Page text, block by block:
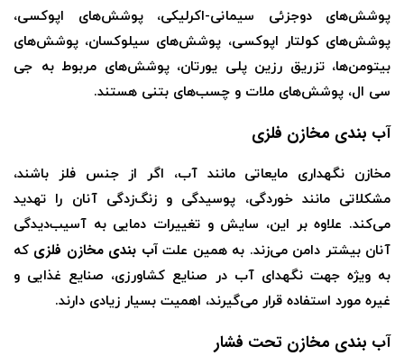
پوشش‌های دوجزئی سیمانی-اکرلیکی، پوشش‌های اپوکسی،
پوشش‌های کولتار اپوکسی، پوشش‌های سیلوکسان، پوشش‌های
بیتومن‌‌ها، تزریق رزین پلی یورتان، پوشش‌های مربوط به جی
سی ال، پوشش‌های ملات و چسب‌های بتنی هستند.
آب بندی مخازن فلزی
مخازن نگهداری مایعاتی مانند آب، اگر از جنس فلز باشند،
مشکلاتی مانند خوردگی، پوسیدگی و زنگ‌زدگی آنان را تهدید
می‌کند. علاوه بر این، سایش و تغییرات دمایی به آسیب‌دیدگی
آنان بیشتر دامن می‌زند. به همین علتآب‌ بندی مخازن فلزی که
به ویژه جهت نگهدای آب در صنایع کشاورزی، صنایع غذایی و
غیره مورد استفاده قرار می‌گیرند، اهمیت بسیار زیادی دارند.
آب بندی مخازن تحت فشار